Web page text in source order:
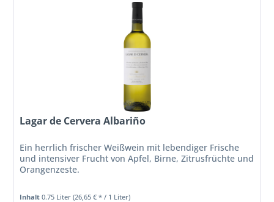
Lagar de Cervera Albariño
Ein herrlich frischer Weißwein mit lebendiger Frische
und intensiver Frucht von Apfel, Birne, Zitrusfrüchte und
Orangenzeste.
Inhalt0.75 Liter(26,65 € * / 1 Liter)